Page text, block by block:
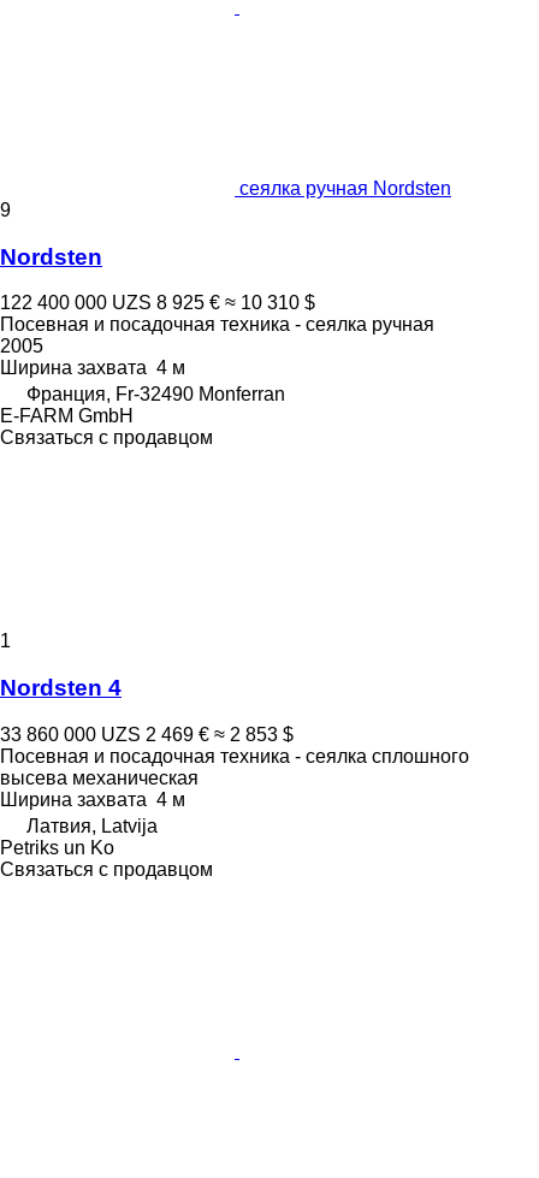
сеялка ручная Nordsten
9
Nordsten
122 400 000 UZS 8 925 € ≈ 10 310 $
Посевная и посадочная техника - сеялка ручная
2005
Ширина захвата 4 м
Франция, Fr-32490 Monferran
E-FARM GmbH
Связаться с продавцом
1
Nordsten 4
33 860 000 UZS 2 469 € ≈ 2 853 $
Посевная и посадочная техника - сеялка сплошного
высева механическая
Ширина захвата 4 м
Латвия, Latvija
Petriks un Ko
Связаться с продавцом